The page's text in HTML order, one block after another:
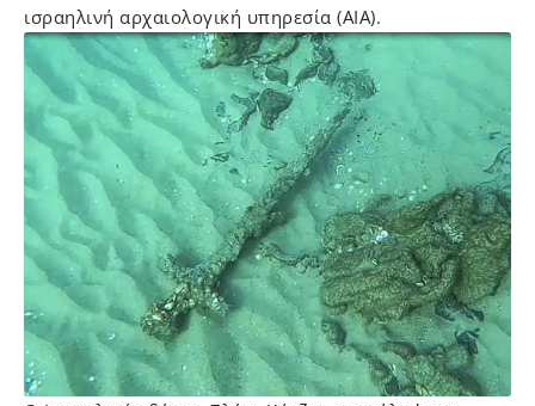
ισραηλινή αρχαιολογική υπηρεσία (AIA).